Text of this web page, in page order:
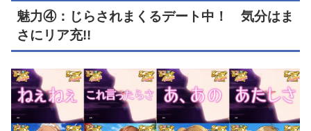
魅力④：じらされまくるデート中！ 気分はま
さにリア充!!